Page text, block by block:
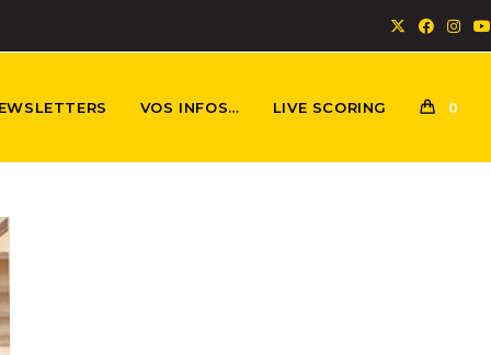
VOS INFOS… LIVE SCORING 0